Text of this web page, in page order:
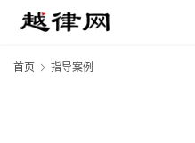
首页 指导案例